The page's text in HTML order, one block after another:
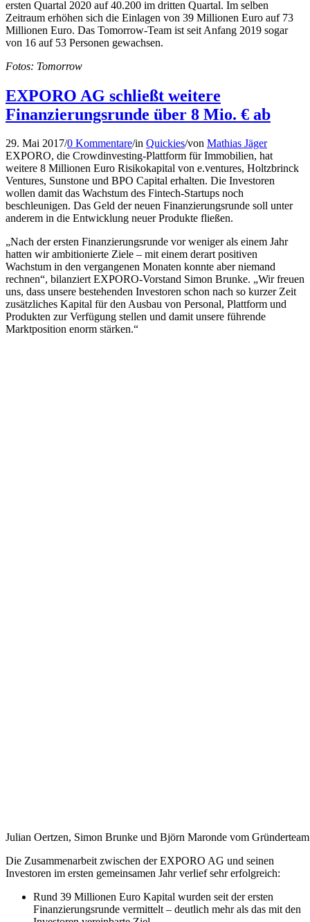
ersten Quartal 2020 auf 40.200 im dritten Quartal. Im selben
Zeitraum erhöhen sich die Einlagen von 39 Millionen Euro auf 73
Millionen Euro. Das Tomorrow-Team ist seit Anfang 2019 sogar
von 16 auf 53 Personen gewachsen.
Fotos: Tomorrow
EXPORO AG schließt weitere
Finanzierungsrunde über 8 Mio. € ab
29. Mai 2017/0 Kommentare/in Quickies/von Mathias Jäger
EXPORO, die Crowdinvesting-Plattform für Immobilien, hat
weitere 8 Millionen Euro Risikokapital von e.ventures, Holtzbrinck
Ventures, Sunstone und BPO Capital erhalten. Die Investoren
wollen damit das Wachstum des Fintech-Startups noch
beschleunigen. Das Geld der neuen Finanzierungsrunde soll unter
anderem in die Entwicklung neuer Produkte fließen.
„Nach der ersten Finanzierungsrunde vor weniger als einem Jahr
hatten wir ambitionierte Ziele – mit einem derart positiven
Wachstum in den vergangenen Monaten konnte aber niemand
rechnen“, bilanziert EXPORO-Vorstand Simon Brunke. „Wir freuen
uns, dass unsere bestehenden Investoren schon nach so kurzer Zeit
zusätzliches Kapital für den Ausbau von Personal, Plattform und
Produkten zur Verfügung stellen und damit unsere führende
Marktposition enorm stärken.“
Julian Oertzen, Simon Brunke und Björn Maronde vom
Die Zusammenarbeit zwischen der EXPORO AG und seinen
Investoren im ersten gemeinsamen Jahr verlief sehr erfolgreich:
Rund 39 Millionen Euro Kapital wurden seit der ersten
Finanzierungsrunde vermittelt – deutlich mehr als das mit den